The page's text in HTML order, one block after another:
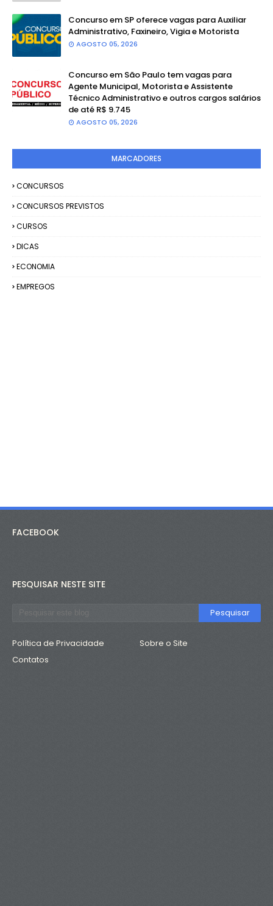
Concurso em SP oferece vagas para Auxiliar
Administrativo, Faxineiro, Vigia e Motorista
AGOSTO 05, 2026
Concurso em São Paulo tem vagas para
Agente Municipal, Motorista e Assistente
Técnico Administrativo e outros cargos salários
de até R$ 9.745
AGOSTO 05, 2026
MARCADORES
CONCURSOS
CONCURSOS PREVISTOS
CURSOS
DICAS
ECONOMIA
EMPREGOS
FACEBOOK
PESQUISAR NESTE SITE
Política de Privacidade
Sobre o Site
Contatos